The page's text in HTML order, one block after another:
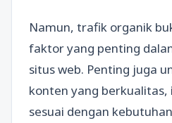
Namun, trafik organik
faktor yang penting
situs web. Penting juga
konten yang
sesuai dengan